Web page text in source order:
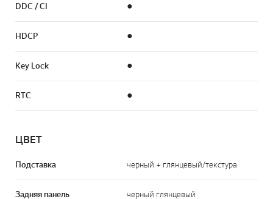
DDC / CI ●
HDCP ●
Key Lock ●
RTC ●
ЦВЕТ
Подставка черный + глянцевый/текстура
Задняя панель черный глянцевый